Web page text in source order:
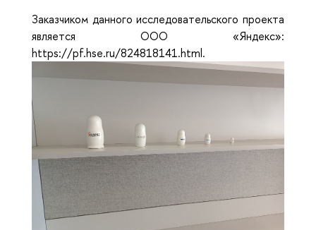
Заказчиком данного исследовательского проекта
является ООО «Яндекс»:
https://pf.hse.ru/824818141.html.